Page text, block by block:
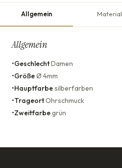
Allgemein Material
Allgemein
•GeschlechtDamen
•GrößeØ 4mm
•Hauptfarbesilberfarben
•TrageortOhrschmuck
•Zweitfarbegrün